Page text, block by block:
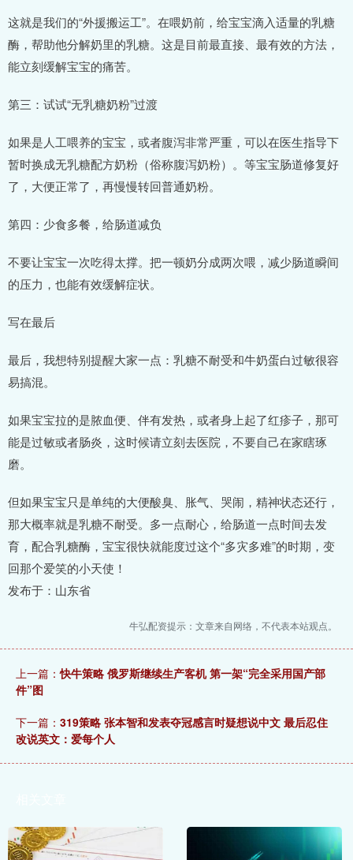
这就是我们的“外援搬运工”。在喂奶前，给宝宝滴入适量的乳糖
酶，帮助他分解奶里的乳糖。这是目前最直接、最有效的方法，
能立刻缓解宝宝的痛苦。
第三：试试“无乳糖奶粉”过渡
如果是人工喂养的宝宝，或者腹泻非常严重，可以在医生指导下
暂时换成无乳糖配方奶粉（俗称腹泻奶粉）。等宝宝肠道修复好
了，大便正常了，再慢慢转回普通奶粉。
第四：少食多餐，给肠道减负
不要让宝宝一次吃得太撑。把一顿奶分成两次喂，减少肠道瞬间
的压力，也能有效缓解症状。
写在最后
最后，我想特别提醒大家一点：乳糖不耐受和牛奶蛋白过敏很容
易搞混。
如果宝宝拉的是脓血便、伴有发热，或者身上起了红疹子，那可
能是过敏或者肠炎，这时候请立刻去医院，不要自己在家瞎琢
磨。
但如果宝宝只是单纯的大便酸臭、胀气、哭闹，精神状态还行，
那大概率就是乳糖不耐受。多一点耐心，给肠道一点时间去发
育，配合乳糖酶，宝宝很快就能度过这个“多灾多难”的时期，变
回那个爱笑的小天使！
发布于：山东省
牛弘配资提示：文章来自网络，不代表本站观点。
上一篇：快牛策略 俄罗斯继续生产客机 第一架“完全采用国产部
件”图
下一篇： 319策略 张本智和发表夺冠感言时疑想说中文 最后忍住
改说英文：爱每个人